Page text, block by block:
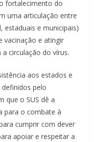
fortalecimento do
uma articulação entre
estaduais e municipais)
vacinação e atingir
circulação do vírus.
aos estados e
pelo
que o SUS dê a
para o combate à
cumprir com dever
apoiar e respeitar a